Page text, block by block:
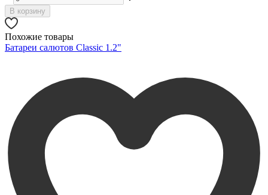
В корзину
Похожие товары
Батареи салютов Classic 1.2"